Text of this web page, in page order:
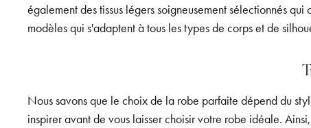
également des tissus légers soigneusement sélectionnés
modèles qui s'adaptent à tous les types de corps et de
Nous savons que le choix de la robe parfaite dépend du
inspirer avant de vous laisser choisir votre robe idéale.